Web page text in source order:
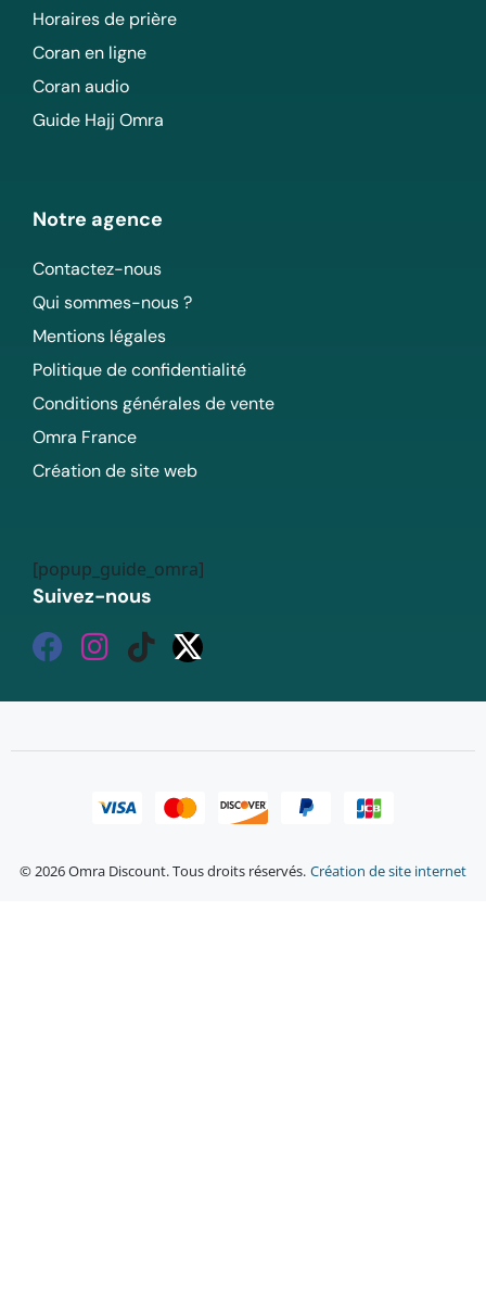
Horaires de prière
Coran en ligne
Coran audio
Guide Hajj Omra
Notre agence
Contactez-nous
Qui sommes-nous ?
Mentions légales
Politique de confidentialité
Conditions générales de vente
Omra France
Création de site web
[popup_guide_omra]
Suivez-nous
© 2026 Omra Discount. Tous droits réservés. Création de site internet